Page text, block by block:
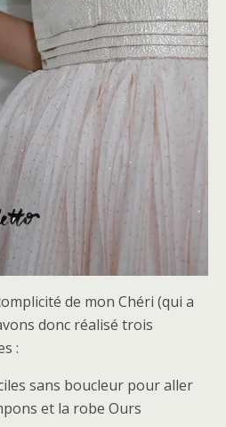
de mon Chéri (qui a
donc réalisé trois
:
sans boucleur pour aller
et la robe Ours